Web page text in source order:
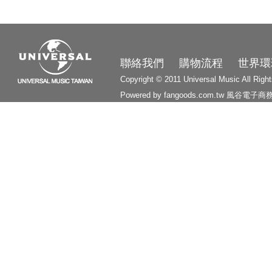
聯絡我們 購物流程 世界
Copyright © 2011 Universal Music All
Powered by fangoods.com.tw 風谷電子商